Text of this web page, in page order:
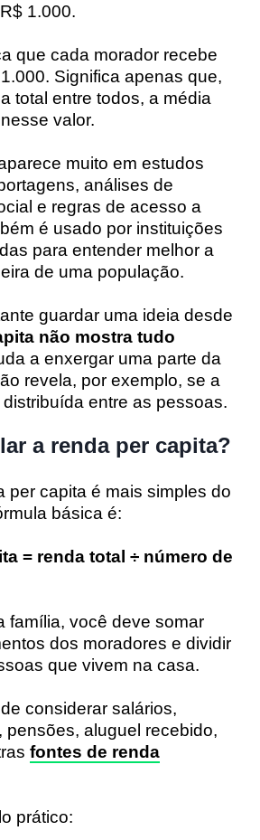
1.000.
que cada morador recebe
Significa apenas que,
total entre todos, a média
valor.
muito em estudos
análises de
e regras de acesso a
é usado por instituições
para entender melhor a
de uma população.
guardar uma ideia desde
não mostra tudo
a enxergar uma parte da
revela, por exemplo, se a
entre as pessoas.
a renda per capita?
per capita é mais simples do
básica é:
= renda total ÷ número de
família, você deve somar
dos moradores e dividir
que vivem na casa.
considerar salários,
pensões, aluguel recebido,
fontes de renda
prático: